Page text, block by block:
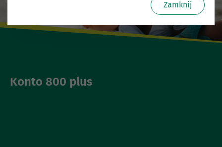
Konto 800 plus
Zamknij